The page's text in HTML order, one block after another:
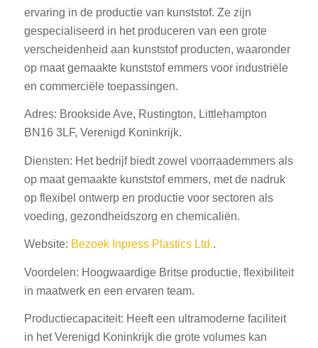
ervaring in de productie van kunststof. Ze zijn
gespecialiseerd in het produceren van een grote
verscheidenheid aan kunststof producten, waaronder
op maat gemaakte kunststof emmers voor industriële
en commerciële toepassingen.
Adres: Brookside Ave, Rustington, Littlehampton
BN16 3LF, Verenigd Koninkrijk.
Diensten: Het bedrijf biedt zowel voorraademmers als
op maat gemaakte kunststof emmers, met de nadruk
op flexibel ontwerp en productie voor sectoren als
voeding, gezondheidszorg en chemicaliën.
Website: Bezoek Inpress Plastics Ltd..
Voordelen: Hoogwaardige Britse productie, flexibiliteit
in maatwerk en een ervaren team.
Productiecapaciteit: Heeft een ultramoderne faciliteit
in het Verenigd Koninkrijk die grote volumes kan